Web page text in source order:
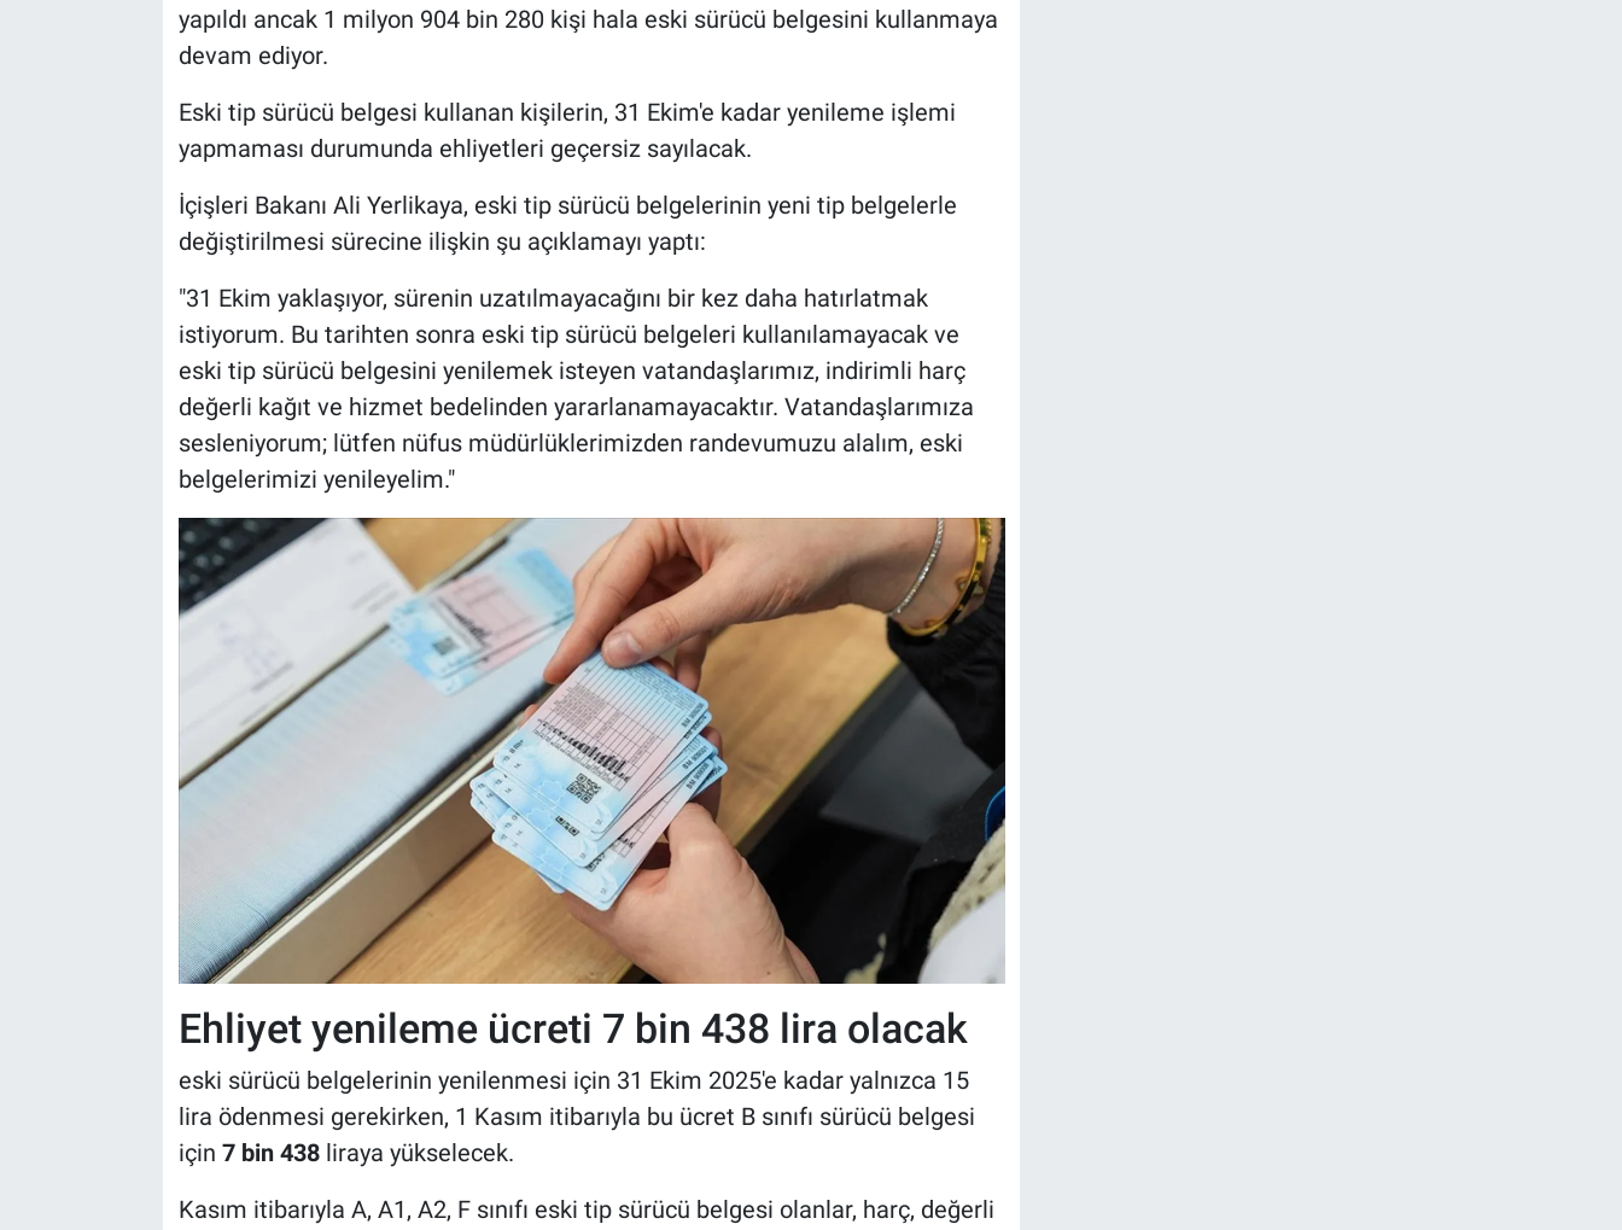
yapıldı ancak 1 milyon 904 bin 280 kişi hala eski sürücü belgesini kullanmaya
devam ediyor.
Eski tip sürücü belgesi kullanan kişilerin, 31 Ekim'e kadar yenileme işlemi
yapmaması durumunda ehliyetleri geçersiz sayılacak.
İçişleri Bakanı Ali Yerlikaya, eski tip sürücü belgelerinin yeni tip belgelerle
değiştirilmesi sürecine ilişkin şu açıklamayı yaptı:
"31 Ekim yaklaşıyor, sürenin uzatılmayacağını bir kez daha hatırlatmak
istiyorum. Bu tarihten sonra eski tip sürücü belgeleri kullanılamayacak ve
eski tip sürücü belgesini yenilemek isteyen vatandaşlarımız, indirimli harç
değerli kağıt ve hizmet bedelinden yararlanamayacaktır. Vatandaşlarımıza
sesleniyorum; lütfen nüfus müdürlüklerimizden randevumuzu alalım, eski
belgelerimizi yenileyelim."
Ehliyet yenileme ücreti 7 bin 438 lira olacak
eski sürücü belgelerinin yenilenmesi için 31 Ekim 2025'e kadar yalnızca 15
lira ödenmesi gerekirken, 1 Kasım itibarıyla bu ücret B sınıfı sürücü belgesi
için 7 bin 438liraya yükselecek.
Kasım itibarıyla A, A1, A2, F sınıfı eski tip sürücü belgesi olanlar, harç, değerli